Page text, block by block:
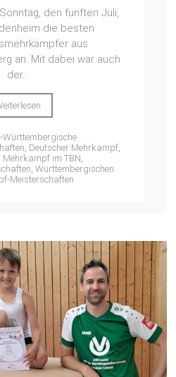
den fünften Juli,
die besten
aus
an. Mit dabei war auch
der...
Württembergische
, Deutscher Mehrkampf,
Mehrkampf im TBN,
,Württembergischen
Meisterschaften